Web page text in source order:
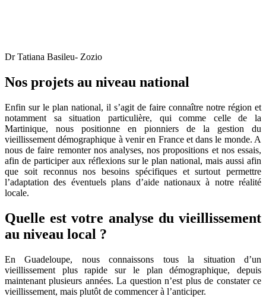
Dr Tatiana Basileu- Zozio
Nos projets au niveau national
Enfin sur le plan national, il s’agit de faire connaître notre région et
notamment sa situation particulière, qui comme celle de la
Martinique, nous positionne en pionniers de la gestion du
vieillissement démographique à venir en France et dans le monde. A
nous de faire remonter nos analyses, nos propositions et nos essais,
afin de participer aux réflexions sur le plan national, mais aussi afin
que soit reconnus nos besoins spécifiques et surtout permettre
l’adaptation des éventuels plans d’aide nationaux à notre réalité
locale.
Quelle est votre analyse du vieillissement
au niveau local ?
En Guadeloupe, nous connaissons tous la situation d’un
vieillissement plus rapide sur le plan démographique, depuis
maintenant plusieurs années. La question n’est plus de constater ce
vieillissement, mais plutôt de commencer à l’anticiper.